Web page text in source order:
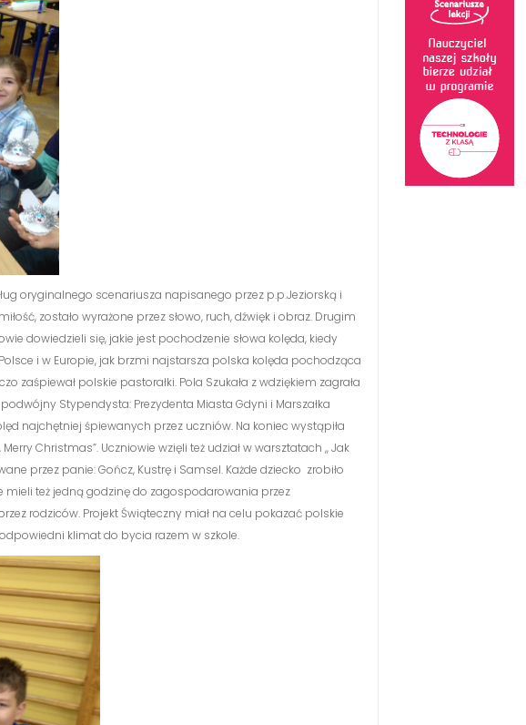
oryginalnego scenariusza napisanego przez p.p.Jeziorską i
zostało wyrażone przez słowo, ruch, dźwięk i obraz. Drugim
dowiedzieli się, jakie jest pochodzenie słowa kolęda, kiedy
i w Europie, jak brzmi najstarsza polska kolęda pochodząca
zaśpiewał polskie pastorałki. Pola Szukała z wdziękiem zagrała
Stypendysta: Prezydenta Miasta Gdyni i Marszałka
najchętniej śpiewanych przez uczniów. Na koniec wystąpiła
Christmas”. Uczniowie wzięli też udział w warsztatach ,, Jak
przez panie: Gończ, Kustrę i Samsel. Każde dziecko zrobiło
mieli też jedną godzinę do zagospodarowania przez
rodziców. Projekt Świąteczny miał na celu pokazać polskie
klimat do bycia razem w szkole.